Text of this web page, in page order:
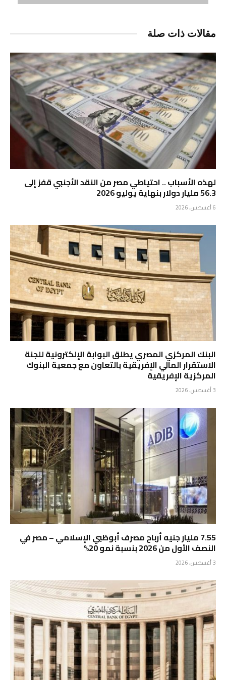
مقالات ذات صلة
لهذه الأسباب .. احتياطي مصر من النقد الأجنبي قفز إلى
56.3 مليار دولار بنهاية يوليو 2026
6 أغسطس، 2026
البنك المركزي المصري يطلق البوابة الإلكترونية للجنة
الاستقرار المالي الإفريقية بالتعاون مع جمعية البنوك
المركزية الإفريقية
3 أغسطس، 2026
7.55 مليار جنيه أرباح مصرف أبوظبي الإسلامي – مصر في
النصف الأول من 2026 بنسبة نمو 20%
3 أغسطس، 2026